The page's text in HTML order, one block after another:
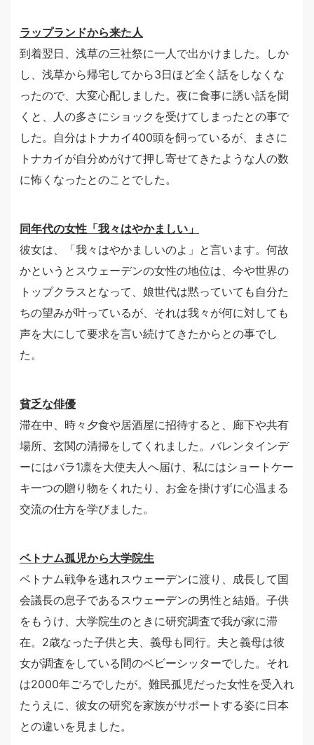
ラップランドから来た人
到着翌日、浅草の三社祭に一人で出かけました。しか
し、浅草から帰宅してから3日ほど全く話をしなくな
ったので、大変心配しました。夜に食事に誘い話を聞
くと、人の多さにショックを受けてしまったとの事で
した。自分はトナカイ400頭を飼っているが、まさに
トナカイが自分めがけて押し寄せてきたような人の数
に怖くなったとのことでした。
同年代の女性「我々はやかましい」
彼女は、「我々はやかましいのよ」と言います。何故
かというとスウェーデンの女性の地位は、今や世界の
トップクラスとなって、娘世代は黙っていても自分た
ちの望みが叶っているが、それは我々が何に対しても
声を大にして要求を言い続けてきたからとの事でし
た。
貧乏な俳優
滞在中、時々夕食や居酒屋に招待すると、廊下や共有
場所、玄関の清掃をしてくれました。バレンタインデ
ーにはバラ1凛を大使夫人へ届け、私にはショートケー
キ一つの贈り物をくれたり、お金を掛けずに心温まる
交流の仕方を学びました。
ベトナム孤児から大学院生
ベトナム戦争を逃れスウェーデンに渡り、成長して国
会議長の息子であるスウェーデンの男性と結婚。子供
をもうけ、大学院生のときに研究調査で我が家に滞
在。2歳なった子供と夫、義母も同行。夫と義母は彼
女が調査をしている間のベビーシッターでした。それ
は2000年ごろでしたが。難民孤児だった女性を受入れ
たうえに、彼女の研究を家族がサポートする姿に日本
との違いを見ました。